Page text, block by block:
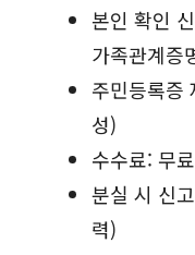
본인 확인
가족관계증
주민등록증
성)
수수료: 무
분실 시 신
력)